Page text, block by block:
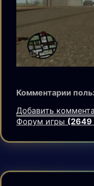
Комментарии
Добавить
Форум игры (2649